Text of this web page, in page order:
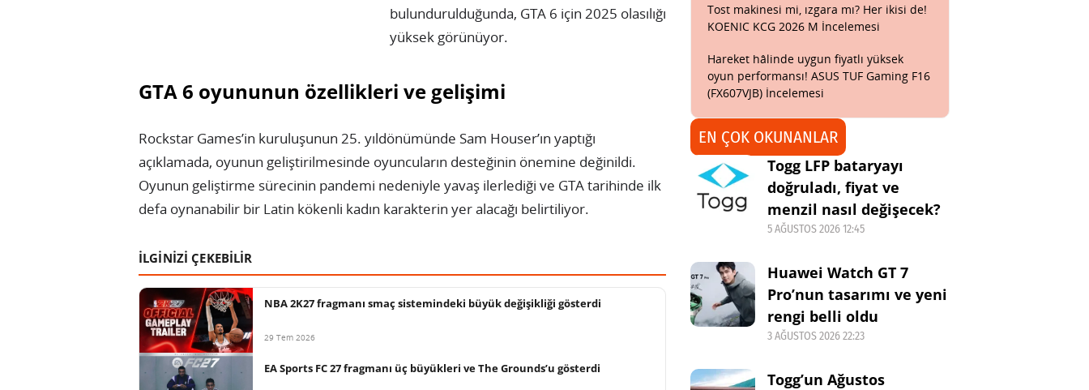
bulundurulduğunda, GTA 6 için 2025 olasılığı
yüksek görünüyor.
GTA 6 oyununun özellikleri ve gelişimi
Rockstar Games’in kuruluşunun 25. yıldönümünde Sam Houser’ın yaptığı
açıklamada, oyunun geliştirilmesinde oyuncuların desteğinin önemine değinildi.
Oyunun geliştirme sürecinin pandemi nedeniyle yavaş ilerlediği ve GTA tarihinde ilk
defa oynanabilir bir Latin kökenli kadın karakterin yer alacağı belirtiliyor.
İLGİNİZİ ÇEKEBİLİR
NBA 2K27 fragmanı smaç sistemindeki büyük değişikliği gösterdi
29 Tem 2026
EA Sports FC 27 fragmanı üç büyükleri ve The Grounds’u gösterdi
Tost makinesi mi, ızgara mı? Her ikisi de!
KOENIC KCG 2026 M İncelemesi
Hareket hâlinde uygun fiyatlı yüksek
oyun performansı! ASUS TUF Gaming F16
(FX607VJB) İncelemesi
EN ÇOK OKUNANLAR
Togg LFP bataryayı
doğruladı, fiyat ve
menzil nasıl değişecek?
5 AĞUSTOS 2026 12:45
Huawei Watch GT 7
Pro’nun tasarımı ve yeni
rengi belli oldu
3 AĞUSTOS 2026 22:23
Togg’un Ağustos